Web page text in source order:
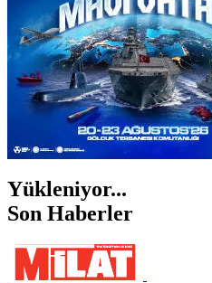
Yükleniyor...
Son Haberler